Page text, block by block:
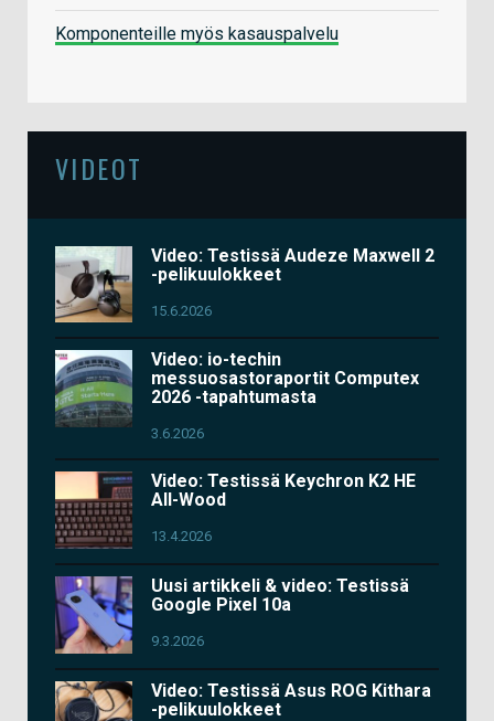
Komponenteille myös kasauspalvelu
VIDEOT
Video: Testissä Audeze Maxwell 2
-pelikuulokkeet
15.6.2026
Video: io-techin
messuosastoraportit Computex
2026 -tapahtumasta
3.6.2026
Video: Testissä Keychron K2 HE
All-Wood
13.4.2026
Uusi artikkeli & video: Testissä
Google Pixel 10a
9.3.2026
Video: Testissä Asus ROG Kithara
-pelikuulokkeet